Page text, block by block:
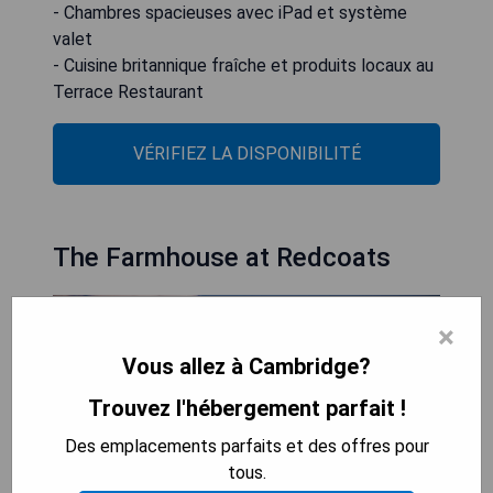
- Chambres spacieuses avec iPad et système
valet
- Cuisine britannique fraîche et produits locaux au
Terrace Restaurant
VÉRIFIEZ LA DISPONIBILITÉ
The Farmhouse at Redcoats
×
Vous allez à Cambridge?
Trouvez l'hébergement parfait !
Des emplacements parfaits et des offres pour
tous.